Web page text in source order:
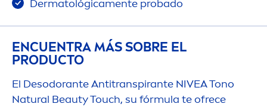
Dermatológicamente probado
ENCUENTRA MÁS SOBRE EL
PRODUCTO
El Desodorante Antitranspirante NIVEATono
Natural BeautyTouch, su fórmula te ofrece